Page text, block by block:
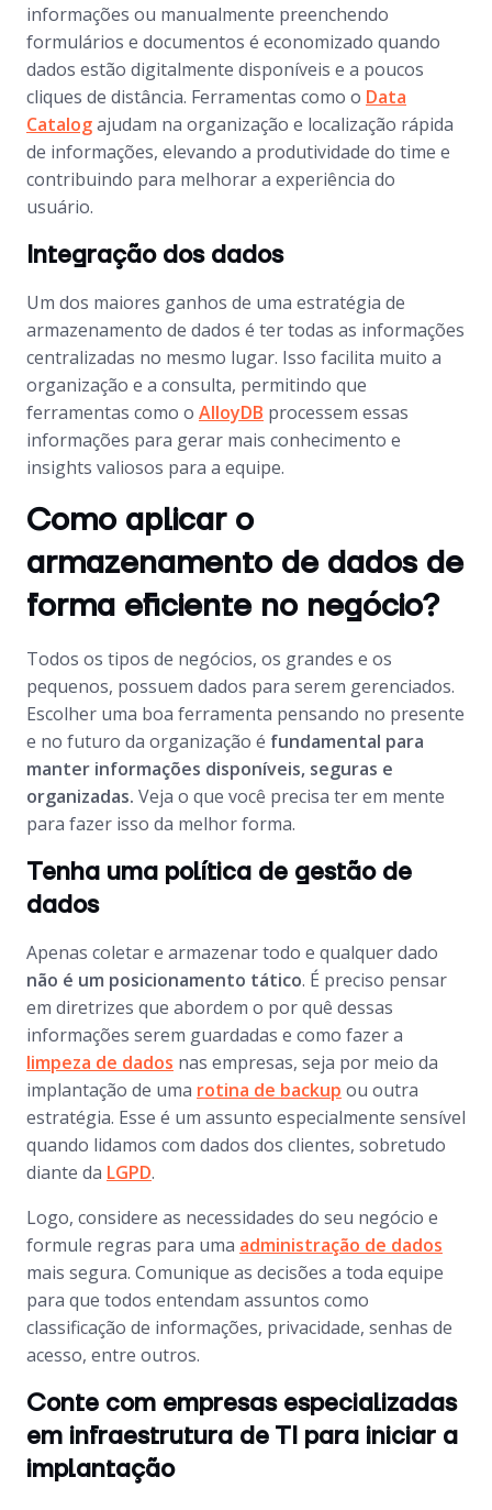
informações ou manualmente preenchendo
formulários e documentos é economizado quando
dados estão digitalmente disponíveis e a poucos
cliques de distância. Ferramentas como o Data
Catalogajudam na organização e localização rápida
de informações, elevando a produtividade do time e
contribuindo para melhorar a experiência do
usuário.
Integração dos dados
Um dos maiores ganhos de uma estratégia de
armazenamento de dados é ter todas as informações
centralizadas no mesmo lugar. Isso facilita muito a
organização e a consulta, permitindo que
ferramentas como o AlloyDB processem essas
informações para gerar mais conhecimento e
insights valiosos para a equipe.
Como aplicar o
armazenamento de dados de
forma eficiente no negócio?
Todos os tipos de negócios, os grandes e os
pequenos, possuem dados para serem gerenciados.
Escolher uma boa ferramenta pensando no presente
e no futuro da organização é fundamental para
manter informações disponíveis, seguras e
organizadas. Veja o que você precisa ter em mente
para fazer isso da melhor forma.
Tenha uma política de gestão de
dados
Apenas coletar e armazenar todo e qualquer dado
não é um posicionamento tático. É preciso pensar
em diretrizes que abordem o por quê dessas
informações serem guardadas e como fazer a
limpeza de dados nas empresas, seja por meio da
implantação de uma rotina de backup ou outra
estratégia. Esse é um assunto especialmente sensível
quando lidamos com dados dos clientes, sobretudo
diante da LGPD.
Logo, considere as necessidades do seu negócio e
formule regras para uma administração de dados
mais segura. Comunique as decisões a toda equipe
para que todos entendam assuntos como
classificação de informações, privacidade, senhas de
acesso, entre outros.
Conte com empresas especializadas
em infraestrutura de TI para iniciar a
implantação